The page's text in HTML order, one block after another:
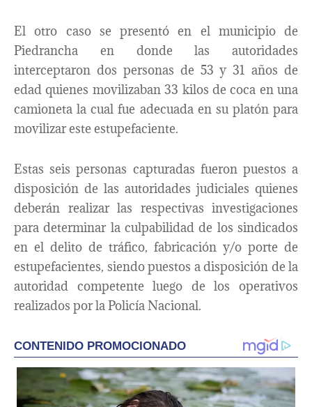
El otro caso se presentó en el municipio de
Piedrancha en donde las autoridades
interceptaron dos personas de 53 y 31 años de
edad quienes movilizaban 33 kilos de coca en una
camioneta la cual fue adecuada en su platón para
movilizar este estupefaciente.
Estas seis personas capturadas fueron puestos a
disposición de las autoridades judiciales quienes
deberán realizar las respectivas investigaciones
para determinar la culpabilidad de los sindicados
en el delito de tráfico, fabricación y/o porte de
estupefacientes, siendo puestos a disposición de la
autoridad competente luego de los operativos
realizados por la Policía Nacional.